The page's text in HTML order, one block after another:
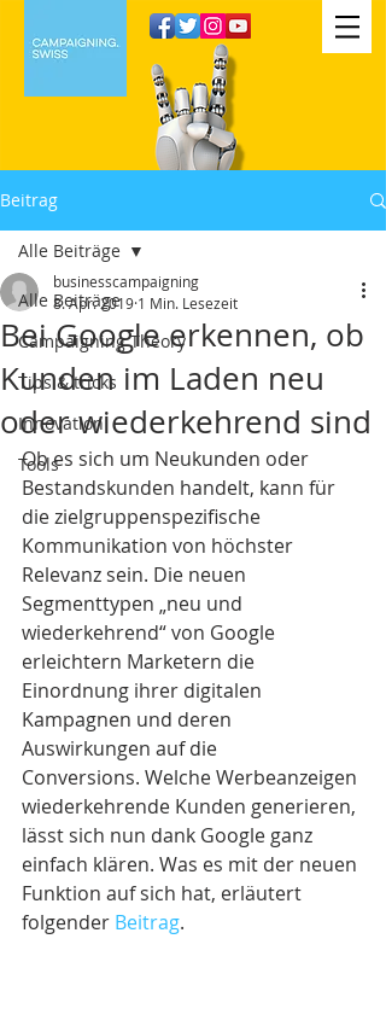
Beitrag
Alle Beiträge
Campaigning Theory
Tips & tricks
Innovation
Tools
Alle Beiträge
Bei Google erkennen, ob
Kunden im Laden neu
oder wiederkehrend sind
businesscampaigning
8. Apr. 2019 1 Min. Lesezeit
Ob es sich um Neukunden oder
Bestandskunden handelt, kann für
die zielgruppenspezifische
Kommunikation von höchster
Relevanz sein. Die neuen
Segmenttypen „neu und
wiederkehrend“ von Google
erleichtern Marketern die
Einordnung ihrer digitalen
Kampagnen und deren
Auswirkungen auf die
Conversions. Welche Werbeanzeigen
wiederkehrende Kunden generieren,
lässt sich nun dank Google ganz
einfach klären. Was es mit der neuen
Funktion auf sich hat, erläutert
folgender Beitrag.